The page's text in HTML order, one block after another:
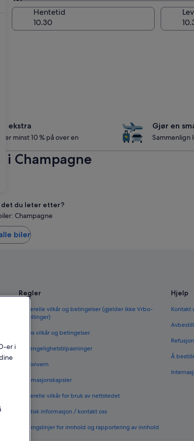
Samme som ved henting
Hentetid
ekstra
minst 10 % på over en
Gjør en
Sammenlign
i Champagne
det du leter etter?
Champagne
biler
Regler
Generelle vilkår og betingelser (gjelder ikke Vrbo-
bestillinger)
Vrbos vilkår og betingelser
Tilgjengelighetstilpasninger
Personvern
Informasjonskapsler
Generelle vilkår for bruk av nettstedet
Juridisk informasjon / kontakt oss
Retningslinjer for innhold og rapportering av innhold
Hjelp
Kontakt
Å
er i